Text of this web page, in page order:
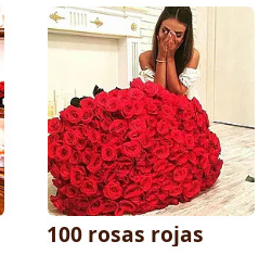
100 rosas rojas